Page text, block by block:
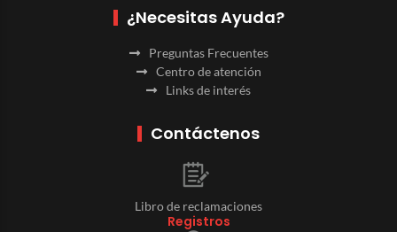
¿Necesitas Ayuda?
Preguntas Frecuentes
Centro de atención
Links de interés
Contáctenos
Libro de reclamaciones
Registros